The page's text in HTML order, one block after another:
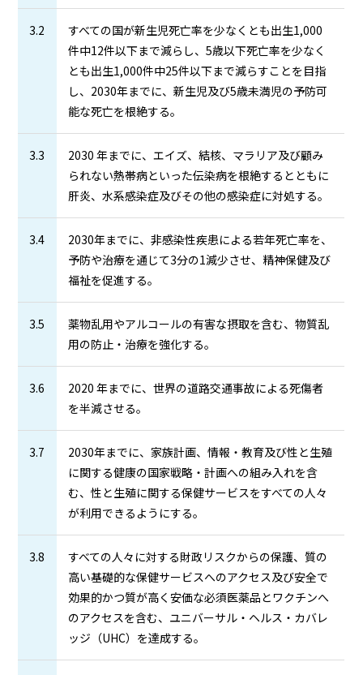
3.2
すべての国が新生児死亡率を少なくとも出生1,000
件中12件以下まで減らし、5歳以下死亡率を少なく
とも出生1,000件中25件以下まで減らすことを目指
し、2030年までに、新生児及び5歳未満児の予防可
能な死亡を根絶する。
3.3
2030 年までに、エイズ、結核、マラリア及び顧み
られない熱帯病といった伝染病を根絶するとともに
肝炎、水系感染症及びその他の感染症に対処する。
3.4
2030年までに、非感染性疾患による若年死亡率を、
予防や治療を通じて3分の1減少させ、精神保健及び
福祉を促進する。
3.5
薬物乱用やアルコールの有害な摂取を含む、物質乱
用の防止・治療を強化する。
3.6
2020 年までに、世界の道路交通事故による死傷者
を半減させる。
3.7
2030年までに、家族計画、情報・教育及び性と生殖
に関する健康の国家戦略・計画への組み入れを含
む、性と生殖に関する保健サービスをすべての人々
が利用できるようにする。
3.8
すべての人々に対する財政リスクからの保護、質の
高い基礎的な保健サービスへのアクセス及び安全で
効果的かつ質が高く安価な必須医薬品とワクチンへ
のアクセスを含む、ユニバーサル・ヘルス・カバレ
ッジ（UHC）を達成する。